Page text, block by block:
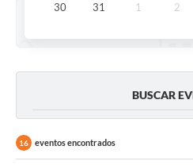
30 31 1 2
BUSCAR
16 eventos encontrados